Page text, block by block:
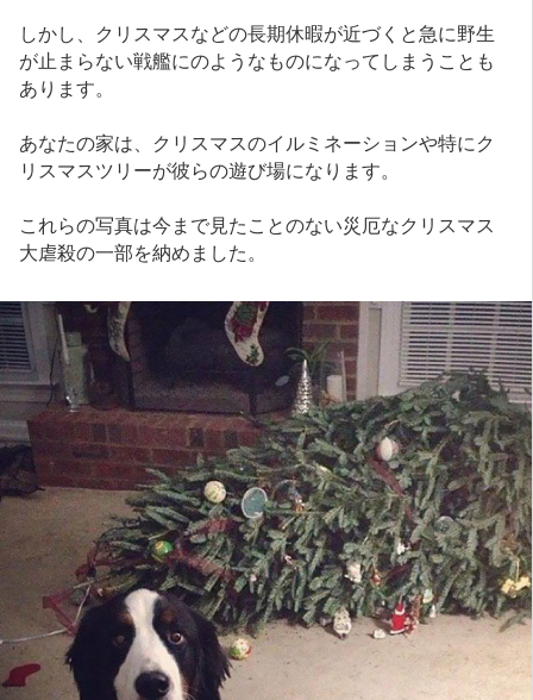
しかし、クリスマスなどの長期休暇が近づくと急に野生
が止まらない戦艦にのようなものになってしまうことも
あります。
あなたの家は、クリスマスのイルミネーションや特にク
リスマスツリーが彼らの遊び場になります。
これらの写真は今まで見たことのない災厄なクリスマス
大虐殺の一部を納めました。